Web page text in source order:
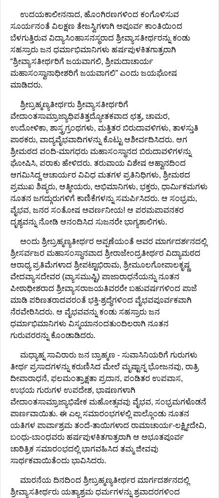
ಉದಯಕಾಲೀನನಾದ, ಹೊಂಗಿರಣಗಳಿಂದ ಕಂಗೊಳಿಸುವ
ಸೂರ್ಯನಂತೆ ವಿಲಕ್ಷಣ ತೇಜಸ್ವಿಗಳಾಗಿ ಅಪೂರ್ವ ಕಾಂತಿಯಿಂದ
ಬೆಳಗುತ್ತಿರುವ ವಿದ್ಯಾಸಿಂಹಾಸನಸ್ಥರಾದ ಶ್ರೀವ್ಯಾಸತೀರ್ಥರನ್ನು ಕಂಡು
ಸಹಸ್ರಾರು ಜನ ಧರ್ಮಾಭಿಮಾನಿಗಳು ಹರ್ಷಪುಳಕಿತಗಾತ್ರರಾಗಿ
“ಶ್ರೀವ್ಯಾಸತೀರ್ಥರಿಗೆ ಜಯವಾಗಲಿ, ಶ್ರೀಮದಾಚಾರ್ಯ
ಮಹಾಸಂಸ್ವಾನಾಧೀಶರಿಗೆ ಜಯವಾಗಲಿ” ಎಂದು ಜಯಘೋಷ
ಮಾಡಿದರು.
ಶ್ರೀಬ್ರಹ್ಮಣ್ಯತೀರ್ಥರು ಶ್ರೀವ್ಯಾಸತೀರ್ಥರಿಗೆ
ವೇದಾಂತಸಾಮ್ರಾಜ್ಯಾಧಿಪತಿತ್ತದ್ಯೋತಕವಾದ ಛತ್ರ, ಚಾಮರ,
ಉದೋಳಿಕಾ, ಶಾಸ್ತ್ರಗ್ರಂಥಗಳು, ಮತ್ತಿತರ ಬಿರುದಾವಳಿಗಳು, ತಾಳಸ್ತುತಿ
ಪಾಠಕರು, ವಾದ್ಯವೈಭವಾದಿಗಳನ್ನು ಕೊಟ್ಟು ಆಶೀರ್ವದಿಸಿದರು. ಆಗ
ಶ್ರೀಮಠದ ವಂದಿ-ಮಾಗಧರು ಮಹಾಸಂಸ್ಥಾನದ ಬಿರುದಾವಳಿಗಳನ್ನು
ಘೋಷಿಸಿ, ಪರಾಕು ಹೇಳಿದರು. ತರುವಾಯ ವಿಶೇಷ ಆಹ್ವಾನದಿಂದ
ಆಗಮಿಸಿದ್ದ ಆಚಾರ್ಯರ ವಿವಿಧ ಮತಗಳ ಪ್ರತಿನಿಧಿಗಳು, ಶ್ರೀಮಠದ
ಪ್ರಮುಖ ಶಿಷ್ಯರು, ಆತ್ಮೀಯರು, ಅಭಿಮಾನಿಗಳು, ಭಕ್ತರು, ಧಾರ್ಮಿಕಮಗಳು
ನೂತನ ಜಗದ್ಗುರುಗಳಿಗೆ ಕಾಣಿಕೆಗಳನ್ನು ಸಮರ್ಪಿಸಿದರು. ಆ ಸಂಭ್ರಮ,
ವೈಭವ, ಜನರ ಸಂತೋಷ ಅವರ್ಣನೀಯ! ಆ ಪರಮಪಾವನಕರ
ದೃಶ್ಯವನ್ನು ನೋಡಿ ಆನಂದಿಸಿದ ಸುಜನರೇ ಭಾಗ್ಯಶಾಲಿಗಳು.
ಅಂದು ಶ್ರೀಬ್ರಹ್ಮಣ್ಯತೀರ್ಥರ ಅಪ್ಪಣೆಯಂತೆ ಅವರ ಮಾರ್ಗದರ್ಶನದಲ್ಲಿ
ಶ್ರೀಸರ್ವಜರ ಮಹಾಸಂಸ್ಥಾನವಾದ ಶ್ರೀರಾಜೇಂದ್ರತೀರ್ಥರ ವಿದ್ಯಾಮಠದ
ಆರಾಧ್ಯ ಪ್ರತಿಮೆಗಳಾದ ಶ್ರೀಪಟ್ಟಾಭಿರಾಮ, ಶ್ರೀಮೂಲಗೋಪಾಲಕೃಷ್ಣ
ವೇದವ್ಯಾಸದೇವರ (ವ್ಯಾಸಮುಷ್ಟಿ) ಪಾಜಾರಾಧನೆಯನ್ನು ನೂತನ
ಪೀಠಾಧೀಶರಾದ ಶ್ರೀವ್ಯಾಸರಾಜಯತಿವರರೇ ಬಹುವರ್ಷಗಳಿಂದ ಪಾಜೆ
ಮಾಡಿ ಪರಿಣತರಾದವರಂತೆ ಭಕ್ತಿ-ಶ್ರದ್ಧೆಗಳಿಂದ ವೈಭವಪೂರ್ವಕವಾಗಿ
ನೆರವೇರಿಸಿದರು. ಆ ವೈಭವವನ್ನು ಕಂಡು ಸಹಸ್ರಾರು ಜನ
ಧರ್ಮಾಭಿಮಾನಿಗಳು ವಿಸ್ಮಯಾನಂದತುಂದಿಲರಾಗಿ ನೂತನ
ಗುರುವರರನ್ನು ಕೊಂಡಾಡಿದರು.
ಮಧ್ಯಾಹ್ನ ಸಾವಿರಾರು ಜನ ಬ್ರಾಹ್ಮಣ - ಸುವಾಸಿನಿಯರಿಗೆ ಗುರುಗಳು
ತೀರ್ಥ ಪ್ರಸಾದಗಳನ್ನು ಕರುಣಿಸಿದ ಮೇಲೆ ಮೃಷ್ಟಾನ್ನ ಭೋಜನವು, ರಾತ್ರಿ
ದೀಪಾರಾಧನೆ, ಫಲಮಂತ್ರಾಕ್ಷತಾ ಪ್ರದಾನ, ಪಂಡಿತರ ಉಪವಾಸ,
ಉಭಯ ಗುರುಗಳ ಉಪದೇಶ, ಭಾಷಣಗಳಾಗಿ
ವೇದಾಂತಸಾಮ್ರಾಜ್ಯಾಭಿಷೇಕ ಮಹೋತ್ಸವವು ವೈಭವ, ಸಂಭ್ರಮಗಳೊಡನೆ
ಪಾರ್ಣವಾಯಿತು. ಈ ಎಲ್ಲ ಸಮಾರಂಭಗಳಲ್ಲಿ ಪಾಲ್ಗೊಂಡು ನೂತನ
ಯತಿಗಳ ಪಾರ್ವಾಶ್ರಮ ತಂದೆ-ತಾಯಿಗಳಾದ ರಾಮಾಚಾರ್ಯ-ಲಕ್ಷ್ಮೀದೇವಿ,
ಬಂಧು-ಬಾಂಧವರು ಹರ್ಷಪುಳಕಿತಗಾತ್ರರಾಗಿ ಆ ಅಭೂತಪೂರ್ವ
ಚಾರಿತ್ರಿಕ ಸಮಾರಂಭದಲ್ಲಿ ಭಾಗವಹಿಸಿದ ತಮ್ಮ ಜೀವವು
ಸಾರ್ಥಕವಾಯಿತೆಂದು ಭಾವಿಸಿದರು.
ಮಾರನೆಯ ದಿನದಿಂದ ಶ್ರೀಬ್ರಹ್ಮಣ್ಯತೀರ್ಥರ ಮಾರ್ಗದರ್ಶನದಲ್ಲಿ
ಶ್ರೀವ್ಯಾಸತೀರ್ಥರು ಯತ್ಯಾಶ್ರಮ ಧರ್ಮಗಳನ್ನು ಶ್ರವಾದರಗಳಿಂದ